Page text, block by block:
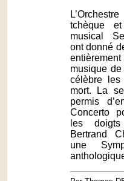
tchèque
musical
ont donné
musique
célèbre
mort. La
permis
Concerto
les
Bertrand
une